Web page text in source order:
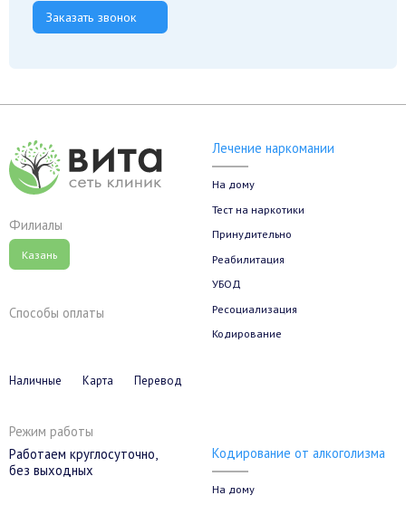
Заказать звонок
Филиалы
Казань
Способы оплаты
Наличные Карта Перевод
Режим работы
Работаем круглосуточно,
без выходных
Лечение наркомании
На дому
Тест на наркотики
Принудительно
Реабилитация
УБОД
Ресоциализация
Кодирование
Кодирование от алкоголизма
На дому